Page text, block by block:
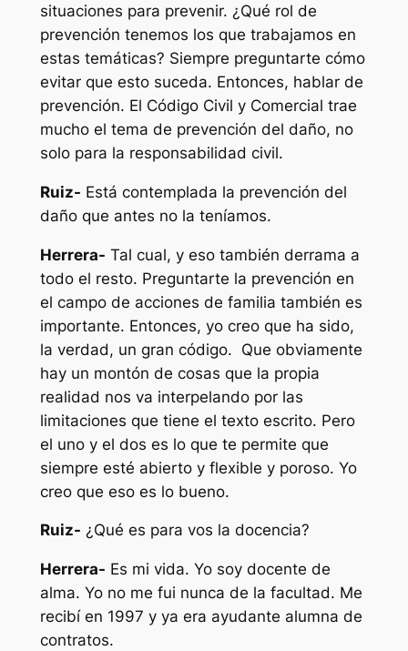
situaciones para prevenir. ¿Qué rol de
prevención tenemos los que trabajamos en
estas temáticas? Siempre preguntarte cómo
evitar que esto suceda. Entonces, hablar de
prevención. El Código Civil y Comercial trae
mucho el tema de prevención del daño, no
solo para la responsabilidad civil.
Ruiz- Está contemplada la prevención del
daño que antes no la teníamos.
Herrera- Tal cual, y eso también derrama a
todo el resto. Preguntarte la prevención en
el campo de acciones de familia también es
importante. Entonces, yo creo que ha sido,
la verdad, un gran código. Que obviamente
hay un montón de cosas que la propia
realidad nos va interpelando por las
limitaciones que tiene el texto escrito. Pero
el uno y el dos es lo que te permite que
siempre esté abierto y flexible y poroso. Yo
creo que eso es lo bueno.
Ruiz- ¿Qué es para vos la docencia?
Herrera- Es mi vida. Yo soy docente de
alma. Yo no me fui nunca de la facultad. Me
recibí en 1997 y ya era ayudante alumna de
contratos.